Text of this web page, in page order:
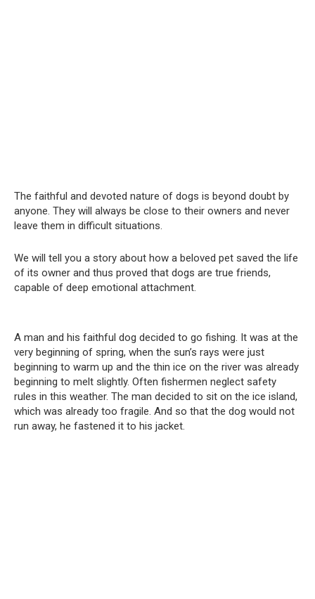
The faithful and devoted nature of dogs is beyond doubt by
anyone. They will always be close to their owners and never
leave them in difficult situations.
We will tell you a story about how a beloved pet saved the life
of its owner and thus proved that dogs are true friends,
capable of deep emotional attachment.
A man and his faithful dog decided to go fishing. It was at the
very beginning of spring, when the sun’s rays were just
beginning to warm up and the thin ice on the river was already
beginning to melt slightly. Often fishermen neglect safety
rules in this weather. The man decided to sit on the ice island,
which was already too fragile. And so that the dog would not
run away, he fastened it to his jacket.